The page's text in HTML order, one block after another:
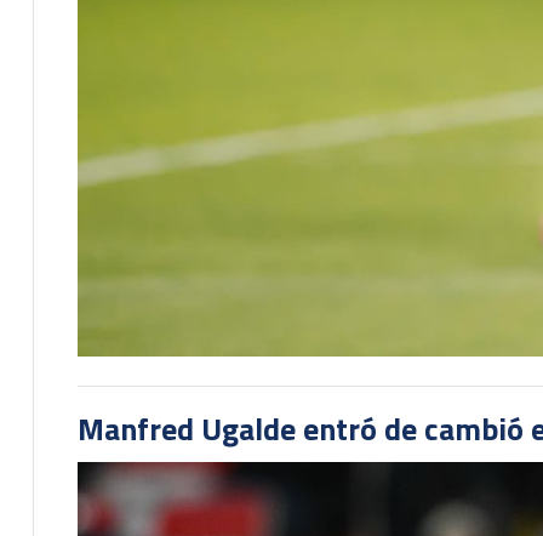
Manfred Ugalde entró de cambió